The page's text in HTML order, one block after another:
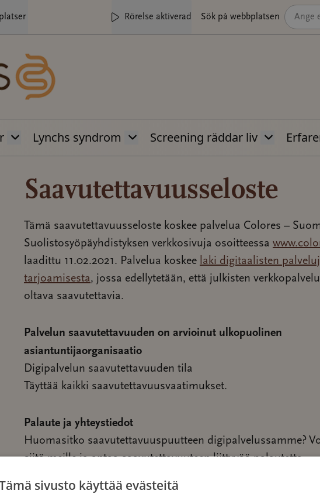
Rörelse aktiverad Sök på webbplatsen
Lynchs syndrom Screening räddar liv
Saavutettavuusseloste
Tämä saavutettavuusseloste koskee palvelua Colores –
Suolistosyöpäyhdistyksen verkkosivuja osoitteessa
laadittu 11.02.2021. Palvelua koskee laki digitaalisten
tarjoamisesta, jossa edellytetään, että julkisten
oltava saavutettavia.
Palvelun saavutettavuuden on arvioinut ulkopuolinen
asiantuntijaorganisaatio
Digipalvelun saavutettavuuden tila
Täyttää kaikki saavutettavuusvaatimukset.
Palaute ja yhteystiedot
Huomasitko saavutettavuuspuutteen digipalvelussamme?
siitä meille ja antaa saavutettavuuteen liittyvää palautetta
sivusto käyttää evästeitä